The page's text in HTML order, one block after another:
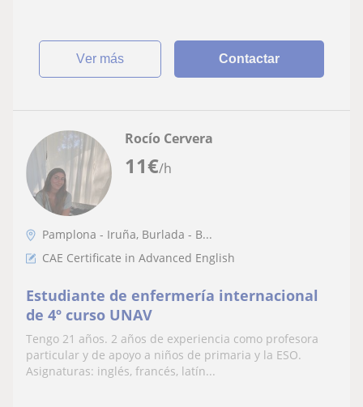
ver más Contactar
11€/h
Rocío Cervera
Pamplona - Iruña, Burlada - B...
CAE Certificate in Advanced English
Estudiante de enfermería internacional
de 4º curso UNAV
Tengo 21 años. 2 años de experiencia como profesora
particular y de apoyo a niños de primaria y la ESO.
Asignaturas: inglés, francés, latín...